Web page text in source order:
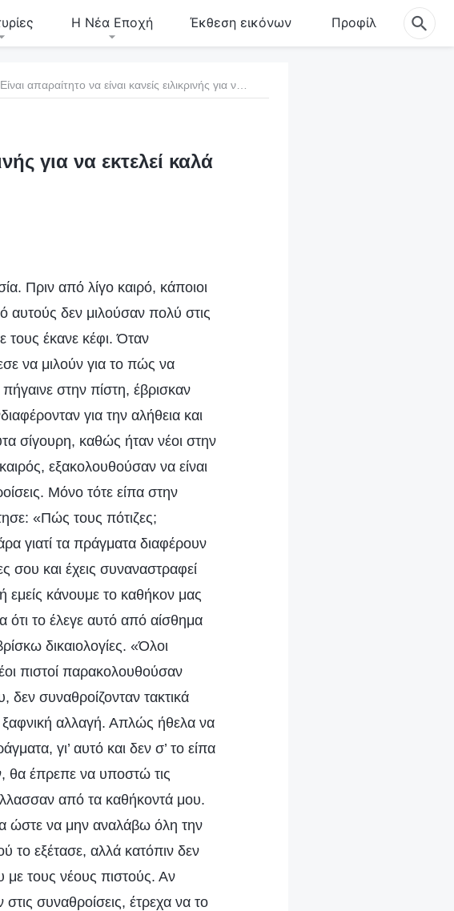
Η Νέα Εποχή Έκθεση εικόνων Προφίλ
για να εκτελεί καλά
Πριν από λίγο καιρό, κάποιοι
αυτούς δεν μιλούσαν πολύ στις
τους έκανε κέφι. Όταν
να μιλούν για το πώς να
στην πίστη, έβρισκαν
για την αλήθεια και
σίγουρη, καθώς ήταν νέοι στην
εξακολουθούσαν να είναι
Μόνο τότε είπα στην
«Πώς τους πότιζες;
γιατί τα πράγματα διαφέρουν
σου και έχεις συναναστραφεί
εμείς κάνουμε το καθήκον μας
ότι το έλεγε αυτό από αίσθημα
δικαιολογίες. «Όλοι
πιστοί παρακολουθούσαν
δεν συναθροίζονταν τακτικά
ξαφνική αλλαγή. Απλώς ήθελα να
γι’ αυτό και δεν σ’ το είπα
θα έπρεπε να υποστώ τις
από τα καθήκοντά μου.
ώστε να μην αναλάβω όλη την
το εξέτασε, αλλά κατόπιν δεν
τους νέους πιστούς. Αν
συναθροίσεις, έτρεχα να το